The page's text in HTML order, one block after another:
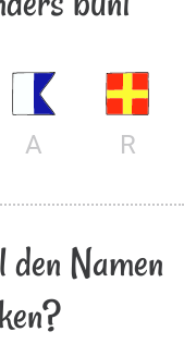
A R
Namen